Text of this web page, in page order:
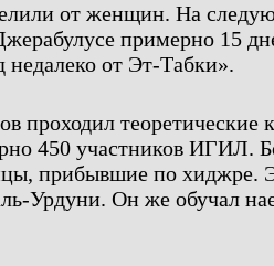
от женщин. На
примерно 15
от Эт-Табки».
проходил теоретические
450 участников ИГИЛ.
прибывшие по хиджре.
Урдуни. Он же обучал